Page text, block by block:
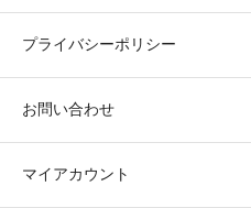
プライバシーポリシー
お問い合わせ
マイアカウント